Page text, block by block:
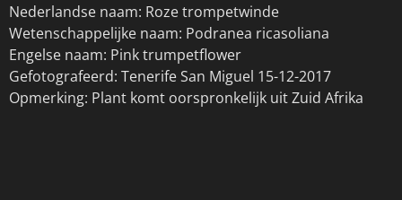
Nederlandse naam: Roze trompetwinde
Wetenschappelijke naam: Podranea ricasoliana
Engelse naam: Pink trumpetflower
Gefotografeerd: Tenerife San Miguel 15-12-2017
Opmerking: Plant komt oorspronkelijk uit Zuid Afrika